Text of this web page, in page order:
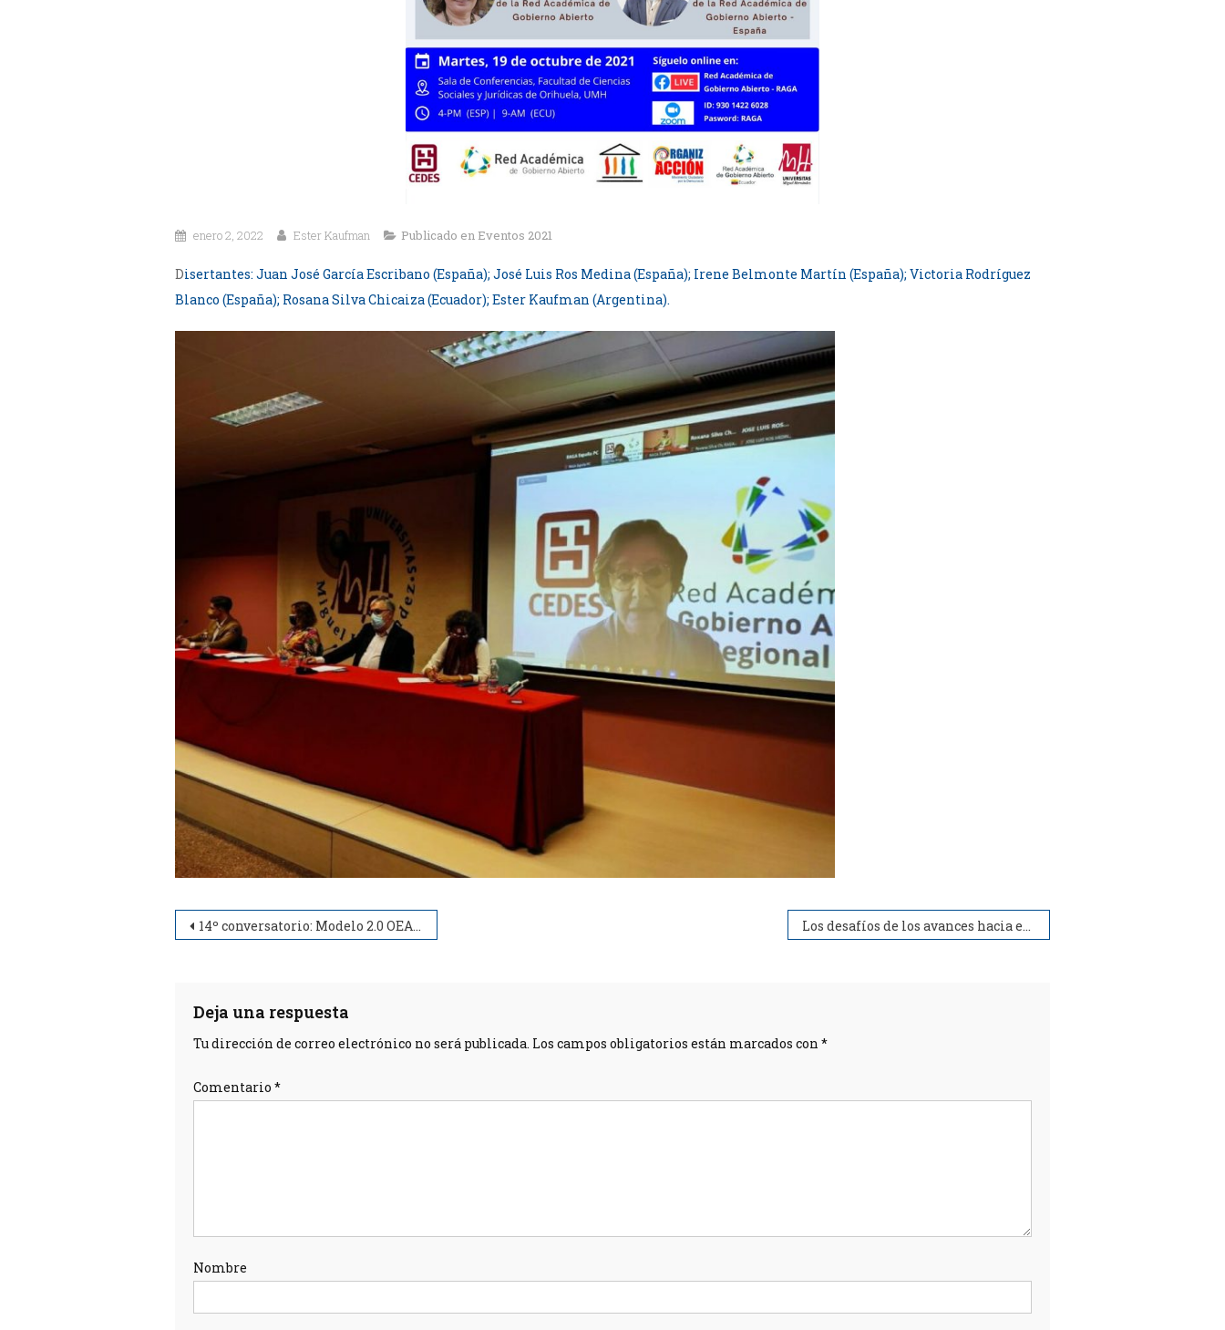
enero 2, 2022 Ester Kaufman Publicado en Eventos 2021
Disertantes: Juan José García Escribano (España); José Luis Ros Medina (España); Irene Belmonte Martín (España); Victoria Rodríguez
Blanco (España); Rosana Silva Chicaiza (Ecuador); Ester Kaufman (Argentina).
14º conversatorio: Modelo 2.0 OEA, enfoque de derechos humanos, acceso a la información y transparencia”. RAGA INTERNACIONAL y RAGA ARGENTINA. 30/9/2021 Los desafíos de los avances hacia el Estado abierto desde el enfoque de gobierno abierto (Webinar ILPES/CEPAL – RAGA/CEDES. 11/11/2021
Deja una respuesta
Tu dirección de correo electrónico no será publicada. Los campos obligatorios están marcados con *
Comentario *
Nombre